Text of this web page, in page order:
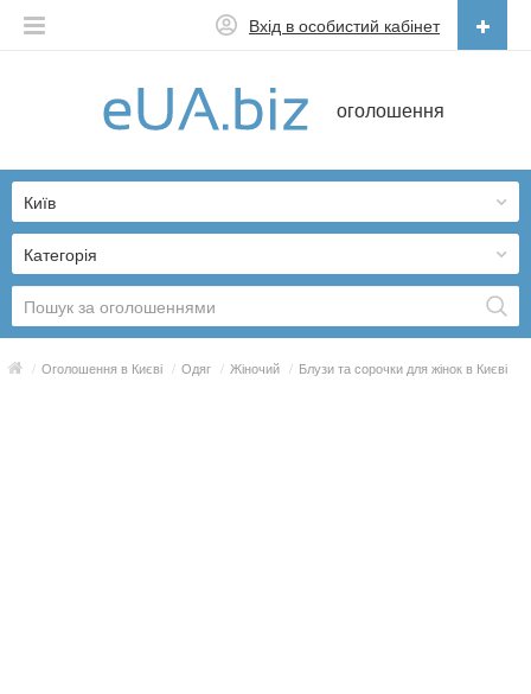
оголошення
Вхід в особистий кабінет
Українська
Категорія
Київ
/ Оголошення в Києві / Одяг / Жіночий / Блузи та сорочки для жінок в Києві